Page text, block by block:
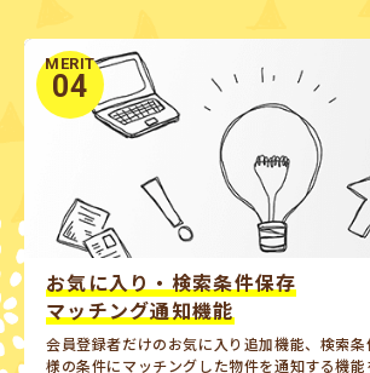
MERIT
04
お気に入り・検索条件保存
マッチング通知機能
会員登録者だけのお気に入り追加機能、検索
様の条件にマッチングした物件を通知する機